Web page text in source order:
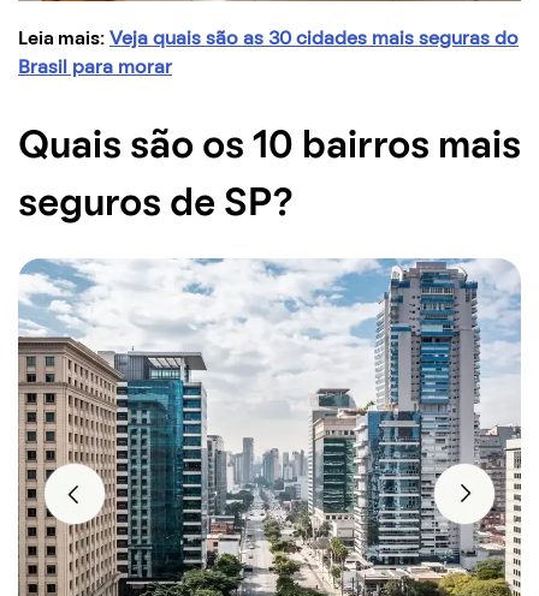
Leia mais: Veja quais são as 30 cidades mais seguras do
Brasil para morar
Quais são os 10 bairros mais
seguros de SP?